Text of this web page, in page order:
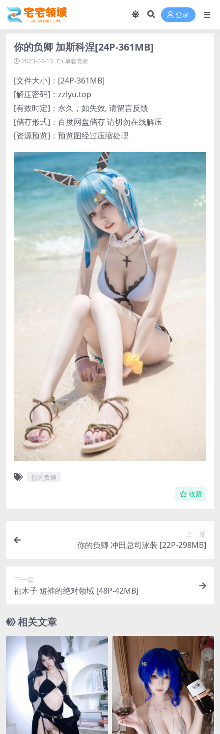
登录
你的负卿 加斯科涅[24P-361MB]
2023-04-13 单套赏析
[文件大小]：[24P-361MB]
[解压密码]：zzlyu.top
[有效时定]：永久，如失效, 请留言反馈
[储存形式]：百度网盘储存 请切勿在线解压
[资源预览]：预览图经过压缩处理
你的负卿
收藏
上一篇
你的负卿 冲田总司泳装 [22P-298MB]
下一篇
祖木子 短裤的绝对领域 [48P-42MB]
相关文章